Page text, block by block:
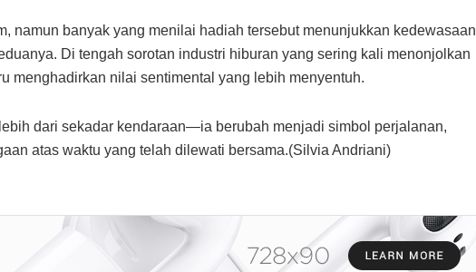
namun banyak yang menilai hadiah tersebut menunjukkan kedewasaan
Di tengah sorotan industri hiburan yang sering kali menonjolkan
menghadirkan nilai sentimental yang lebih menyentuh.
dari sekadar kendaraan—ia berubah menjadi simbol perjalanan,
atas waktu yang telah dilewati bersama.(Silvia Andriani)